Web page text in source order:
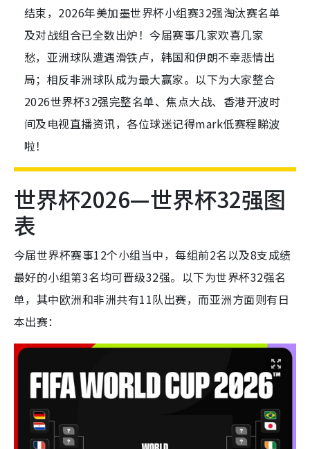
结束，2026年美加墨世界杯小组赛32强淘汰赛名单
及对战组合已全数出炉！今届赛事几家欢喜几家
愁，亚洲球队遭遇滑铁卢，韩国和伊朗不幸悲情出
局；相反非洲球队成为最大赢家。以下为大家整合
2026世界杯32强完整名单、焦点大战、香港开波时
间及电视直播资讯，各位球迷记得mark低赛程睇波
啦！
世界杯2026—世界杯32强图
表
今届世界杯赛事12个小组当中，每组前2名以及8支成绩
最好的小组第3名均可晋级32强。以下为世界杯32强名
单，其中欧洲和非洲共有11队出赛，而亚洲方面则有日
本出赛：